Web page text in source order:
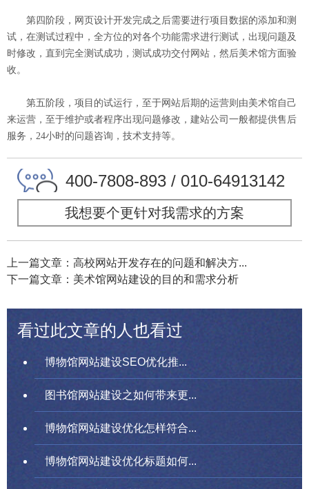
第四阶段，网页设计开发完成之后需要进行项目数据的添加和测
试，在测试过程中，全方位的对各个功能需求进行测试，出现问题及
时修改，直到完全测试成功，测试成功交付网站，然后美术馆方面验
收。
第五阶段，项目的试运行，至于网站后期的运营则由美术馆自己
来运营，至于维护或者程序出现问题修改，建站公司一般都提供售后
服务，24小时的问题咨询，技术支持等。
400-7808-893 / 010-64913142
我想要个更针对我需求的方案
上一篇文章：高校网站开发存在的问题和解决方...
下一篇文章：美术馆网站建设的目的和需求分析
看过此文章的人也看过
博物馆网站建设SEO优化推...
图书馆网站建设之如何带来更...
博物馆网站建设优化怎样符合...
博物馆网站建设优化标题如何...